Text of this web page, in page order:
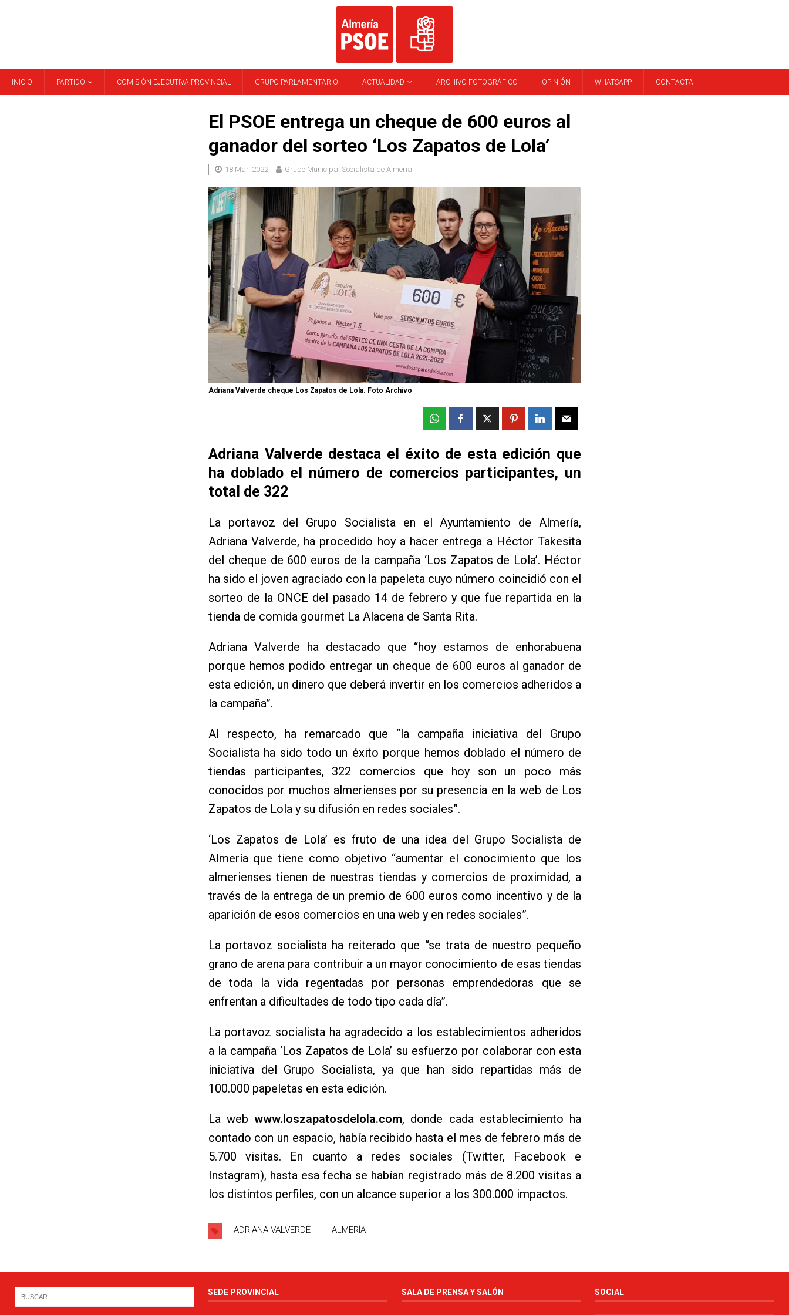
INICIO PARTIDO COMISIÓN EJECUTIVA PROVINCIAL GRUPO PARLAMENTARIO ACTUALIDAD ARCHIVO FOTOGRÁFICO OPINIÓN WHATSAPP CONTACTA
El PSOE entrega un cheque de 600 euros al
ganador del sorteo ‘Los Zapatos de Lola’
18 Mar, 2022 Grupo Municipal Socialista de Almería
Adriana Valverde cheque Los Zapatos de Lola. Foto Archivo
Adriana Valverde destaca el éxito de esta edición que
ha doblado el número de comercios participantes, un
total de 322
La portavoz del Grupo Socialista en el Ayuntamiento de Almería,
Adriana Valverde, ha procedido hoy a hacer entrega a Héctor Takesita
del cheque de 600 euros de la campaña ‘Los Zapatos de Lola’. Héctor
ha sido el joven agraciado con la papeleta cuyo número coincidió con el
sorteo de la ONCE del pasado 14 de febrero y que fue repartida en la
tienda de comida gourmet La Alacena de Santa Rita.
Adriana Valverde ha destacado que “hoy estamos de enhorabuena
porque hemos podido entregar un cheque de 600 euros al ganador de
esta edición, un dinero que deberá invertir en los comercios adheridos a
la campaña”.
Al respecto, ha remarcado que “la campaña iniciativa del Grupo
Socialista ha sido todo un éxito porque hemos doblado el número de
tiendas participantes, 322 comercios que hoy son un poco más
conocidos por muchos almerienses por su presencia en la web de Los
Zapatos de Lola y su difusión en redes sociales”.
‘Los Zapatos de Lola’ es fruto de una idea del Grupo Socialista de
Almería que tiene como objetivo “aumentar el conocimiento que los
almerienses tienen de nuestras tiendas y comercios de proximidad, a
través de la entrega de un premio de 600 euros como incentivo y de la
aparición de esos comercios en una web y en redes sociales”.
La portavoz socialista ha reiterado que “se trata de nuestro pequeño
grano de arena para contribuir a un mayor conocimiento de esas tiendas
de toda la vida regentadas por personas emprendedoras que se
enfrentan a dificultades de todo tipo cada día”.
La portavoz socialista ha agradecido a los establecimientos adheridos
a la campaña ‘Los Zapatos de Lola’ su esfuerzo por colaborar con esta
iniciativa del Grupo Socialista, ya que han sido repartidas más de
100.000 papeletas en esta edición.
La webwww.loszapatosdelola.com, donde cada establecimiento ha
contado con un espacio, había recibido hasta el mes de febrero más de
5.700 visitas. En cuanto a redes sociales (Twitter, Facebook e
Instagram), hasta esa fecha se habían registrado más de 8.200 visitas a
los distintos perfiles, con un alcance superior a los 300.000 impactos.
ADRIANA VALVERDE ALMERÍA
SEDE PROVINCIAL SALA DE PRENSA Y SALÓN SOCIAL